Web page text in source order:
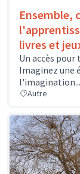
Ensemble,
livres et
Un accès
Imaginez une
l'imagination...
Autre